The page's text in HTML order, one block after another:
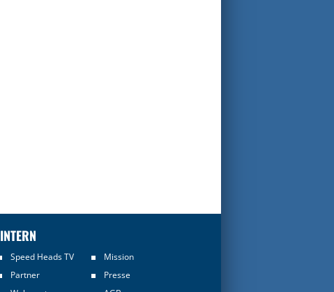
INTERN
Speed Heads TV
Mission
Partner
Presse